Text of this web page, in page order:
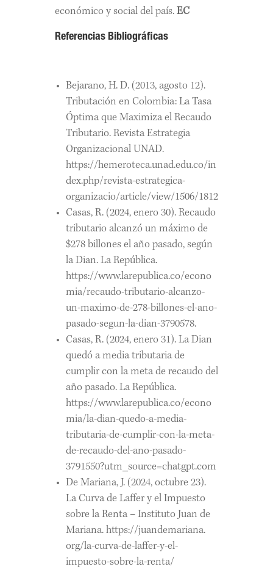
económico y social del país. EC
Referencias Bibliográficas
Bejarano, H. D. (2013, agosto 12).
Tributación en Colombia: La Tasa
Óptima que Maximiza el Recaudo
Tributario. Revista Estrategia
Organizacional UNAD.
https://hemeroteca.unad.edu.co/in
dex.php/revista-estrategica-
organizacio/article/view/1506/1812
Casas, R. (2024, enero 30). Recaudo
tributario alcanzó un máximo de
$278 billones el año pasado, según
la Dian. La República.
https://www.larepublica.co/econo
mia/recaudo-tributario-alcanzo-
un-maximo-de-278-billones-el-ano-
pasado-segun-la-dian-3790578.
Casas, R. (2024, enero 31). La Dian
quedó a media tributaria de
cumplir con la meta de recaudo del
año pasado. La República.
https://www.larepublica.co/econo
mia/la-dian-quedo-a-media-
tributaria-de-cumplir-con-la-meta-
de-recaudo-del-ano-pasado-
3791550?utm_source=chatgpt.com
De Mariana, J. (2024, octubre 23).
La Curva de Laffer y el Impuesto
sobre la Renta – Instituto Juan de
Mariana. https://juandemariana.
org/la-curva-de-laffer-y-el-
impuesto-sobre-la-renta/